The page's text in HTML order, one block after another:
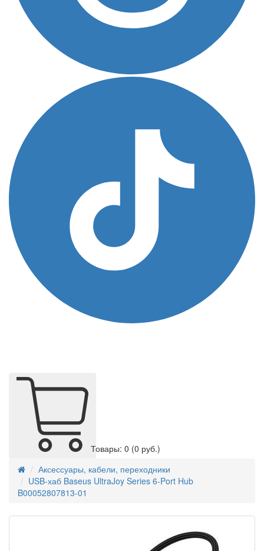
Товары: 0 (0 руб.)
Аксессуары, кабели, переходники
USB-хаб Baseus UltraJoy Series 6-Port Hub
B00052807813-01